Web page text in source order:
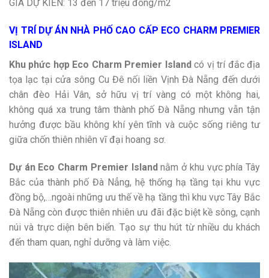
GIÁ DỰ KIẾN: 13 đến 17 triệu đồng/m2
VỊ TRÍ DỰ ÁN NHÀ PHỐ CAO CẤP ECO CHARM PREMIER
ISLAND
Khu phức hợp Eco Charm Premier Island có vị trí đắc địa
tọa lạc tại cửa sông Cu Đê nối liền Vịnh Đà Nẵng đến dưới
chân đèo Hải Vân, sở hữu vị trí vàng có một không hai,
không quá xa trung tâm thành phố Đà Nẵng nhưng vẫn tận
hưởng được bầu không khí yên tĩnh và cuộc sống riêng tư
giữa chốn thiên nhiên vĩ đại hoang sơ.
Dự án Eco Charm Premier Islandnằm ở khu vực phía Tây
Bắc của thành phố Đà Nẳng, hệ thống hạ tầng tại khu vực
đồng bộ,…ngoài những ưu thế về hạ tầng thì khu vực Tây Bắc
Đà Nẵng còn được thiên nhiên ưu đãi đặc biệt kề sông, cạnh
núi và trực diện bên biển. Tạo sự thu hút từ nhiều du khách
đến tham quan, nghỉ dưỡng và làm việc.